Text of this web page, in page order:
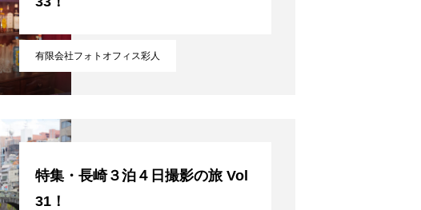
有限会社フォトオフィス彩人
特集・長崎３泊４日撮影の旅 Vol
31！